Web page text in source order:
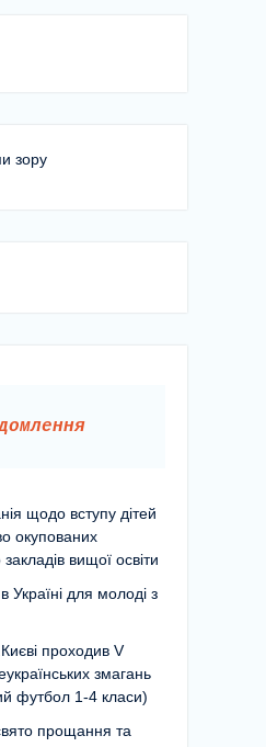
зору
@lyceum1man?_t=8YJMx0RJgIf&_r=1
щодо вступу дітей
окупованих
вищої освіти
Україні для молоді з
проходив V
змагань
футбол 1-4 класи)
прощання та